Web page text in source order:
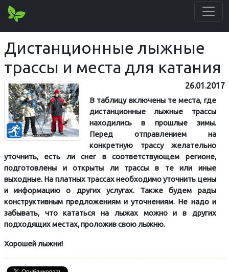
Дистанционные лыжные
трассы и места для катания
26.01.2017
В таблицу включены те места, где
дистанционные лыжные трассы
находились в прошлые зимы.
Перед отправлением на
конкретную трассу желательно
уточнить, есть ли снег в соответствующем регионе,
подготовлены и открыты ли трассы в те или иные
выходные. На платных трассах необходимо уточнить цены
и информацию о других услугах. Также будем рады
конструктивным предложениям и уточнениям. Не надо и
забывать, что кататься на лыжах можно и в других
подходящих местах, проложив свою лыжню.
Хорошей лыжни!